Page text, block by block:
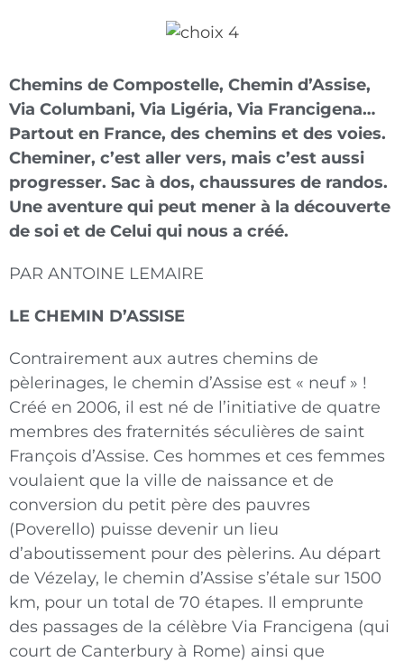
Chemins de Compostelle, Chemin d’Assise,
Via Columbani, Via Ligéria, Via Francigena…
Partout en France, des chemins et des voies.
Cheminer, c’est aller vers, mais c’est aussi
progresser. Sac à dos, chaussures de randos.
Une aventure qui peut mener à la découverte
de soi et de Celui qui nous a créé.
PAR ANTOINE LEMAIRE
LE CHEMIN D’ASSISE
Contrairement aux autres chemins de
pèlerinages, le chemin d’Assise est « neuf » !
Créé en 2006, il est né de l’initiative de quatre
membres des fraternités séculières de saint
François d’Assise. Ces hommes et ces femmes
voulaient que la ville de naissance et de
conversion du petit père des pauvres
(Poverello) puisse devenir un lieu
d’aboutissement pour des pèlerins. Au départ
de Vézelay, le chemin d’Assise s’étale sur 1500
km, pour un total de 70 étapes. Il emprunte
des passages de la célèbre Via Francigena (qui
court de Canterbury à Rome) ainsi que